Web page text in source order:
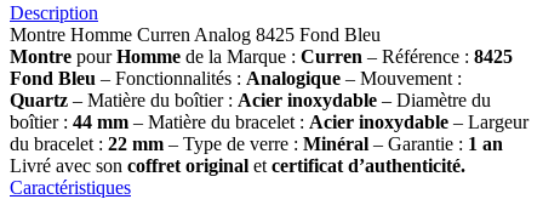
Description
Montre Homme Curren Analog 8425 Fond Bleu
Montre pourHomme de la Marque : Curren – Référence : 8425
Fond Bleu – Fonctionnalités : Analogique – Mouvement :
Quartz – Matière du boîtier : Acier inoxydable – Diamètre du
boîtier : 44 mm – Matière du bracelet : Acier inoxydable – Largeur
du bracelet : 22 mm – Type de verre : Minéral – Garantie : 1 an
Livré avec son coffret original et certificat d’authenticité.
Caractéristiques